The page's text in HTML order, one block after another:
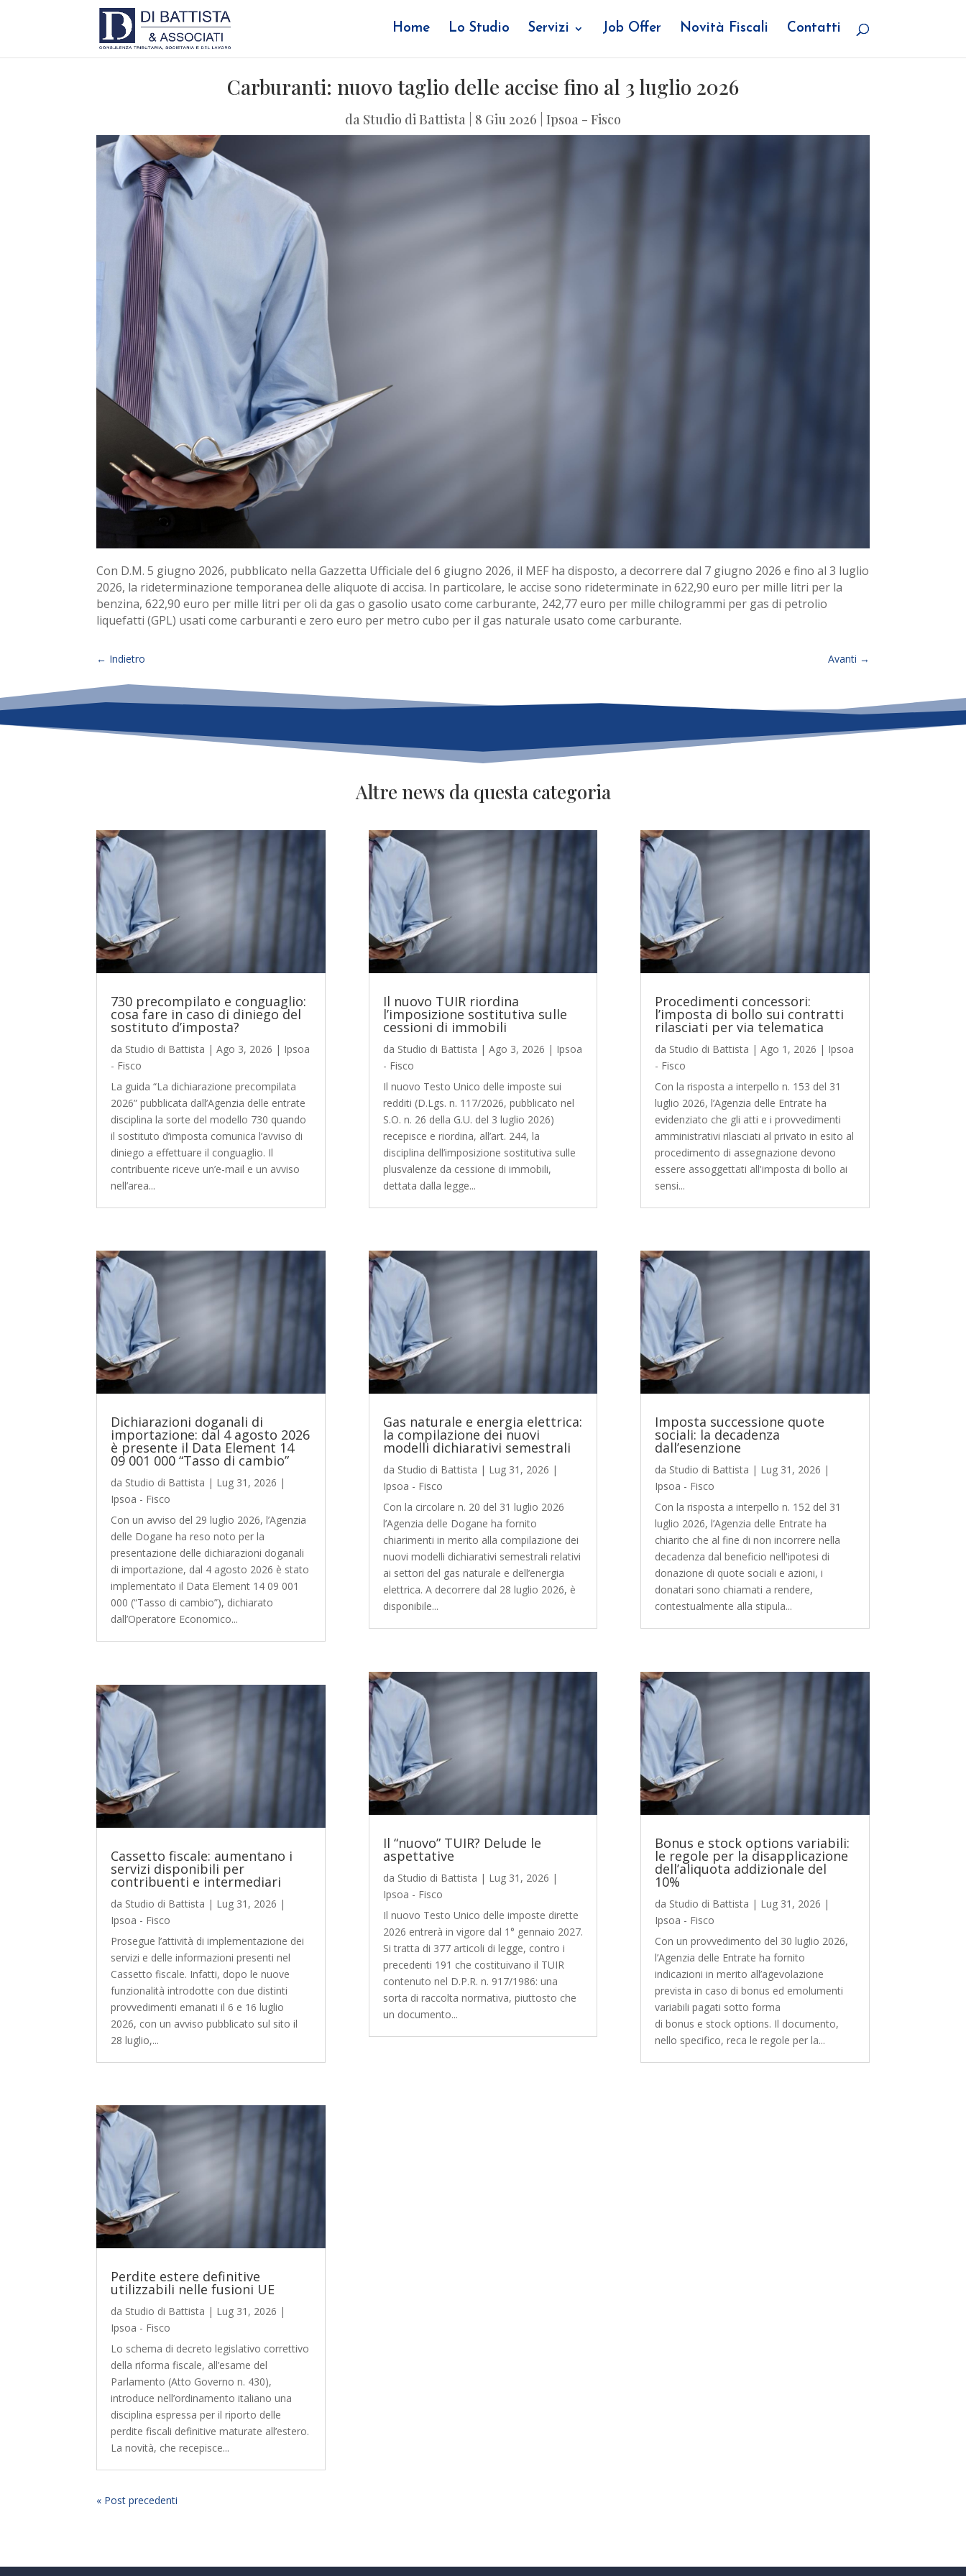
Home Lo Studio Servizi Job Offer Novità Fiscali Contatti
Carburanti: nuovo taglio delle accise fino al 3 luglio 2026
da Studio di Battista 8 Giu 2026 Ipsoa - Fisco
Con D.M. 5 giugno 2026, pubblicato nella Gazzetta Ufficiale del 6 giugno 2026, il MEF ha disposto, a decorrere dal 7 giugno 2026 e fino al 3 luglio
2026, la rideterminazione temporanea delle aliquote di accisa. In particolare, le accise sono rideterminate in 622,90 euro per mille litri per la
benzina, 622,90 euro per mille litri per oli da gas o gasolio usato come carburante, 242,77 euro per mille chilogrammi per gas di petrolio
liquefatti (GPL) usati come carburanti e zero euro per metro cubo per il gas naturale usato come carburante.
← Indietro Avanti →
Altre news da questa categoria
730 precompilato e conguaglio:
cosa fare in caso di diniego del
sostituto d’imposta?
da Studio di Battista |Ago 3, 2026 | Ipsoa
- Fisco
La guida “La dichiarazione precompilata
2026” pubblicata dall’Agenzia delle entrate
disciplina la sorte del modello 730 quando
il sostituto d’imposta comunica l’avviso di
diniego a effettuare il conguaglio. Il
contribuente riceve un’e-mail e un avviso
nell’area...
Dichiarazioni doganali di
importazione: dal 4 agosto 2026
è presente il Data Element 14
09 001 000 “Tasso di cambio”
da Studio di Battista | Lug 31, 2026 |
Ipsoa - Fisco
Con un avviso del 29 luglio 2026, l’Agenzia
delle Dogane ha reso noto per la
presentazione delle dichiarazioni doganali
di importazione, dal 4 agosto 2026 è stato
implementato il Data Element 14 09 001
000 (“Tasso di cambio”), dichiarato
dall’Operatore Economico...
Cassetto fiscale: aumentano i
servizi disponibili per
contribuenti e intermediari
da Studio di Battista | Lug 31, 2026 |
Ipsoa - Fisco
Prosegue l’attività di implementazione dei
servizi e delle informazioni presenti nel
Cassetto fiscale. Infatti, dopo le nuove
funzionalità introdotte con due distinti
provvedimenti emanati il 6 e 16 luglio
2026, con un avviso pubblicato sul sito il
28 luglio,...
Perdite estere definitive
utilizzabili nelle fusioni UE
da Studio di Battista | Lug 31, 2026 |
Ipsoa - Fisco
Lo schema di decreto legislativo correttivo
della riforma fiscale, all’esame del
Parlamento (Atto Governo n. 430),
introduce nell’ordinamento italiano una
disciplina espressa per il riporto delle
perdite fiscali definitive maturate all’estero.
La novità, che recepisce...
Il nuovo TUIR riordina
l’imposizione sostitutiva sulle
cessioni di immobili
da Studio di Battista | Ago 3, 2026 | Ipsoa
- Fisco
Il nuovo Testo Unico delle imposte sui
redditi (D.Lgs. n. 117/2026, pubblicato nel
S.O. n. 26 della G.U. del 3 luglio 2026)
recepisce e riordina, all’art. 244, la
disciplina dell’imposizione sostitutiva sulle
plusvalenze da cessione di immobili,
dettata dalla legge...
Gas naturale e energia elettrica:
la compilazione dei nuovi
modelli dichiarativi semestrali
da Studio di Battista | Lug 31, 2026 |
Ipsoa - Fisco
Con la circolare n. 20 del 31 luglio 2026
l’Agenzia delle Dogane ha fornito
chiarimenti in merito alla compilazione dei
nuovi modelli dichiarativi semestrali relativi
ai settori del gas naturale e dell’energia
elettrica. A decorrere dal 28 luglio 2026, è
disponibile...
Il “nuovo” TUIR? Delude le
aspettative
da Studio di Battista | Lug 31, 2026 |
Ipsoa - Fisco
Il nuovo Testo Unico delle imposte dirette
2026 entrerà in vigore dal 1° gennaio 2027.
Si tratta di 377 articoli di legge, contro i
precedenti 191 che costituivano il TUIR
contenuto nel D.P.R. n. 917/1986: una
sorta di raccolta normativa, piuttosto che
un documento...
Procedimenti concessori:
l’imposta di bollo sui contratti
rilasciati per via telematica
da Studio di Battista | Ago 1, 2026 | Ipsoa
- Fisco
Con la risposta a interpello n. 153 del 31
luglio 2026, l’Agenzia delle Entrate ha
evidenziato che gli atti e i provvedimenti
amministrativi rilasciati al privato in esito al
procedimento di assegnazione devono
essere assoggettati all'imposta di bollo ai
sensi...
Imposta successione quote
sociali: la decadenza
dall’esenzione
da Studio di Battista | Lug 31, 2026 |
Ipsoa - Fisco
Con la risposta a interpello n. 152 del 31
luglio 2026, l’Agenzia delle Entrate ha
chiarito che al fine di non incorrere nella
decadenza dal beneficio nell'ipotesi di
donazione di quote sociali e azioni, i
donatari sono chiamati a rendere,
contestualmente alla stipula...
Bonus e stock options variabili:
le regole per la disapplicazione
dell’aliquota addizionale del
10%
da Studio di Battista | Lug 31, 2026 |
Ipsoa - Fisco
Con un provvedimento del 30 luglio 2026,
l’Agenzia delle Entrate ha fornito
indicazioni in merito all’agevolazione
prevista in caso di bonus ed emolumenti
variabili pagati sotto forma
di bonus e stock options. Il documento,
nello specifico, reca le regole per la...
« Post precedenti